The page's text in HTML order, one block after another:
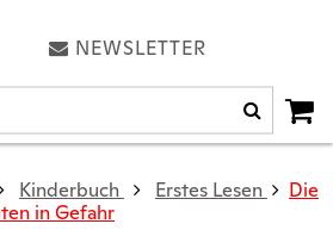
NEWSLETTER
Kinderbuch Erstes Lesen
Die
in Gefahr